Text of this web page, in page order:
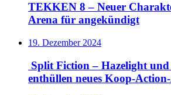
TEKKEN 8 – Neuer
Arena für angekündigt
19. Dezember 2024
Split Fiction – Hazelight
enthüllen neues Koop-